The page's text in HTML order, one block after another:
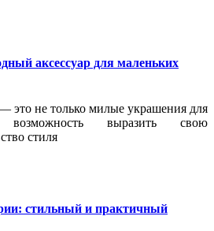
аксессуар для маленьких
это не только милые украшения для
выразить свою
стиля
стильный и практичный